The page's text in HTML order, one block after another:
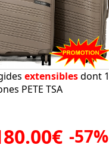
extensiblesdont 1
PETE TSA
-57%